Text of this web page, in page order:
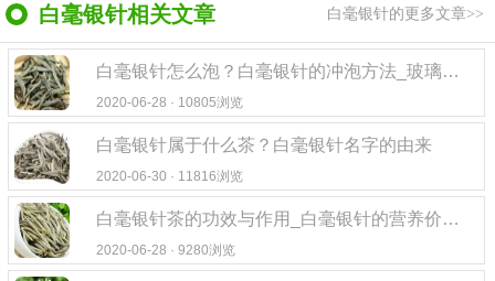
白毫银针相关文章 白毫银针的更多文章>>
白毫银针怎么泡？白毫银针的冲泡方法_玻璃杯泡法_盖碗泡法
2020-06-28 · 10805浏览
白毫银针属于什么茶？白毫银针名字的由来
2020-06-30 · 11816浏览
白毫银针茶的功效与作用_白毫银针的营养价值_食用禁忌_选购方法
2020-06-28 · 9280浏览